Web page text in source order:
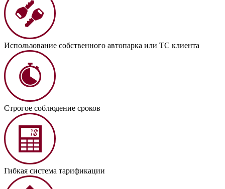
Использование собственного автопарка или ТС клиента
Строгое соблюдение сроков
Гибкая система тарификации